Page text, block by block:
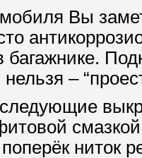
Вы
–
ниток